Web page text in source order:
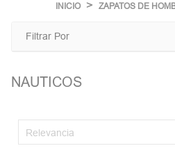
palancaINICIO ZAPATOS DE
Filtrar Por
NAUTICOS
Relevancia